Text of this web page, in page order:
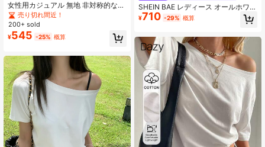
女性用カジュアル 無地 非対称的な肩
開き ロマンチック ビーチ ストリー
ト Y2K シック Tシャツ、春夏 ホワイ
ト
売り切れ間近！
200+ sold
¥545 -25% 概算
SHEIN BAE レディース オールホワイ
ト 夏 シンプル 普段使い おしゃれ カ
ジュアル 無地 アシンメトリーショル
ピング 感謝祭 仕事・学校用
¥710 -29% 概算